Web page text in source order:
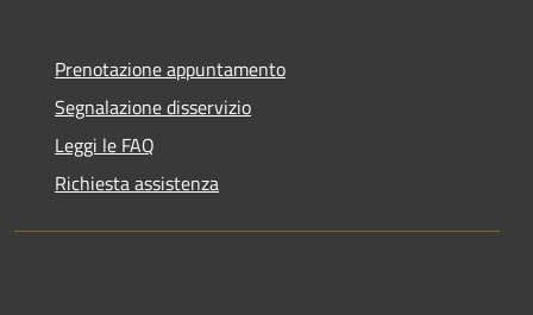
Prenotazione appuntamento
Segnalazione disservizio
Leggi le FAQ
Richiesta assistenza